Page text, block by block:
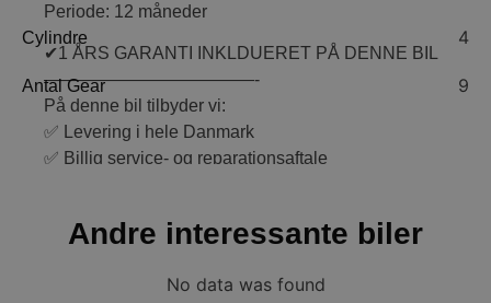
Periode: 12 måneder
✔1 ÅRS GARANTI INKLDUERET PÅ DENNE BIL
————————————-
På denne bil tilbyder vi:
✅ Levering i hele Danmark
✅ Billig service- og reparationsaftale
✅ At tage din gamle bil i bytte
————————————-
Cylindre 4
Antal Gear 9
Andre interessante biler
No data was found